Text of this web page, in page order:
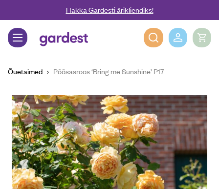
Liigu edasi põhisisu juurdeHakka Gardesti ärikliendiks!
Gardest
Õuetaimed Põõsasroos ‘Bring me Sunshine’ P17